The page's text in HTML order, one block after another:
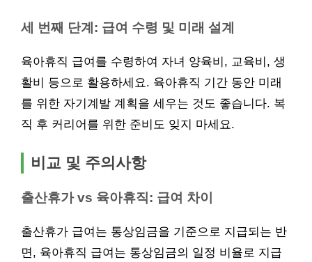
세 번째 단계: 급여 수령 및 미래 설계
육아휴직 급여를 수령하여 자녀 양육비, 교육비, 생
활비 등으로 활용하세요. 육아휴직 기간 동안 미래
를 위한 자기계발 계획을 세우는 것도 좋습니다. 복
직 후 커리어를 위한 준비도 잊지 마세요.
비교 및 주의사항
출산휴가 vs 육아휴직: 급여 차이
출산휴가 급여는 통상임금을 기준으로 지급되는 반
면, 육아휴직 급여는 통상임금의 일정 비율로 지급